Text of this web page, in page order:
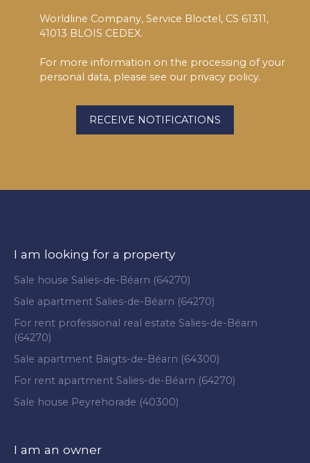
Worldline Company, Service Bloctel, CS 61311,
41013 BLOIS CEDEX.
For more information on the processing of your
personal data, please see our privacy policy.
RECEIVE NOTIFICATIONS
I am looking for a property
Sale house Salies-de-Béarn (64270)
Sale apartment Salies-de-Béarn (64270)
For rent professional real estate Salies-de-Béarn
(64270)
Sale apartment Baigts-de-Béarn (64300)
For rent apartment Salies-de-Béarn (64270)
Sale house Peyrehorade (40300)
I am an owner